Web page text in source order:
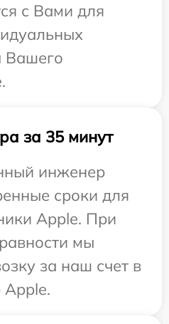
с Вами для
Вашего
за 35 минут
инженер
сроки для
Apple. При
мы
за наш счет в
Apple.